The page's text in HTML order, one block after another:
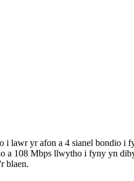
lawr yr afon a 4 sianel bondio
108 Mbps llwytho i fyny yn
blaen.